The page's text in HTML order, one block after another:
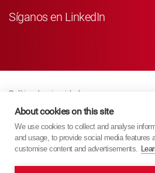
Síganos en LinkedIn
Política de privacidad
Business Partner Privacy
Política De Cookies
Modern Slavery Act Policy
About cookies on this site
We use cookies to collect and analyse
and usage, to provide social media features
customise content and advertisements.